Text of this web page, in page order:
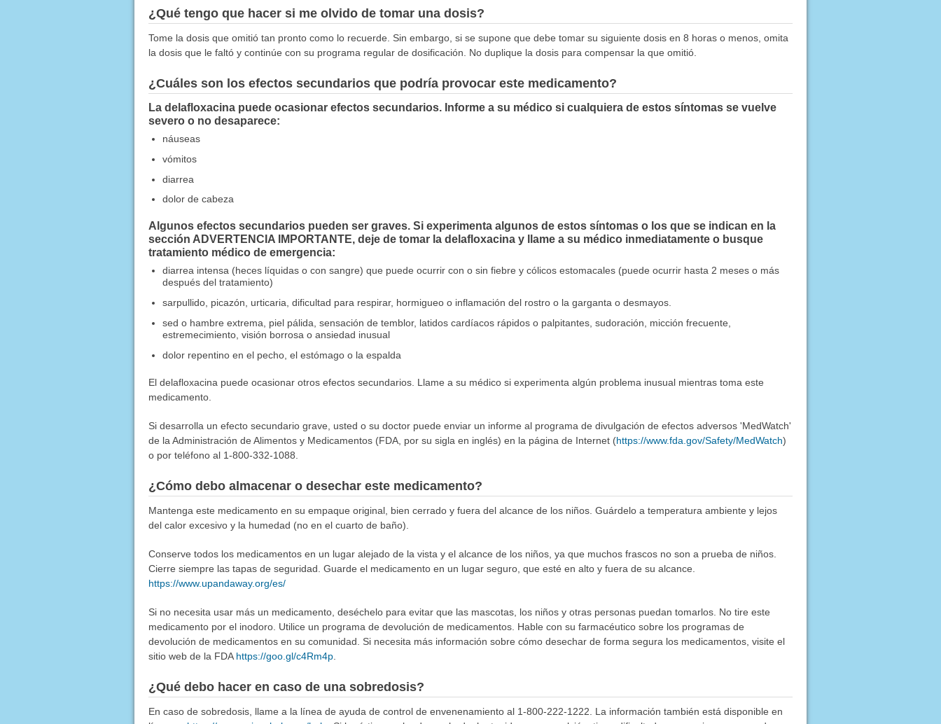
¿Qué tengo que hacer si me olvido de tomar una dosis?
Tome la dosis que omitió tan pronto como lo recuerde. Sin embargo, si se supone que debe tomar su siguiente dosis en 8 horas o menos, omita
la dosis que le faltó y continúe con su programa regular de dosificación. No duplique la dosis para compensar la que omitió.
¿Cuáles son los efectos secundarios que podría provocar este medicamento?
La delafloxacina puede ocasionar efectos secundarios. Informe a su médico si cualquiera de estos síntomas se vuelve
severo o no desaparece:
náuseas
vómitos
diarrea
dolor de cabeza
Algunos efectos secundarios pueden ser graves. Si experimenta algunos de estos síntomas o los que se indican en la
sección ADVERTENCIA IMPORTANTE, deje de tomar la delafloxacina y llame a su médico inmediatamente o busque
tratamiento médico de emergencia:
diarrea intensa (heces líquidas o con sangre) que puede ocurrir con o sin fiebre y cólicos estomacales (puede ocurrir hasta 2 meses o más
después del tratamiento)
sarpullido, picazón, urticaria, dificultad para respirar, hormigueo o inflamación del rostro o la garganta o desmayos.
sed o hambre extrema, piel pálida, sensación de temblor, latidos cardíacos rápidos o palpitantes, sudoración, micción frecuente,
estremecimiento, visión borrosa o ansiedad inusual
dolor repentino en el pecho, el estómago o la espalda
El delafloxacina puede ocasionar otros efectos secundarios. Llame a su médico si experimenta algún problema inusual mientras toma este
medicamento.
Si desarrolla un efecto secundario grave, usted o su doctor puede enviar un informe al programa de divulgación de efectos adversos 'MedWatch'
de la Administración de Alimentos y Medicamentos (FDA, por su sigla en inglés) en la página de Internet (https://www.fda.gov/Safety/MedWatch)
o por teléfono al 1-800-332-1088.
¿Cómo debo almacenar o desechar este medicamento?
Mantenga este medicamento en su empaque original, bien cerrado y fuera del alcance de los niños. Guárdelo a temperatura ambiente y lejos
del calor excesivo y la humedad (no en el cuarto de baño).
Conserve todos los medicamentos en un lugar alejado de la vista y el alcance de los niños, ya que muchos frascos no son a prueba de niños.
Cierre siempre las tapas de seguridad. Guarde el medicamento en un lugar seguro, que esté en alto y fuera de su alcance.
https://www.upandaway.org/es/
Si no necesita usar más un medicamento, deséchelo para evitar que las mascotas, los niños y otras personas puedan tomarlos. No tire este
medicamento por el inodoro. Utilice un programa de devolución de medicamentos. Hable con su farmacéutico sobre los programas de
devolución de medicamentos en su comunidad. Si necesita más información sobre cómo desechar de forma segura los medicamentos, visite el
sitio web de la FDAhttps://goo.gl/c4Rm4p.
¿Qué debo hacer en caso de una sobredosis?
En caso de sobredosis, llame a la línea de ayuda de control de envenenamiento al 1-800-222-1222. La información también está disponible en